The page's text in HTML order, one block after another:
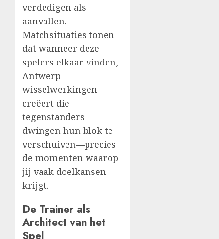
verdedigen als
aanvallen.
Matchsituaties tonen
dat wanneer deze
spelers elkaar vinden,
Antwerp
wisselwerkingen
creëert die
tegenstanders
dwingen hun blok te
verschuiven—precies
de momenten waarop
jij vaak doelkansen
krijgt.
De Trainer als
Architect van het
Spel